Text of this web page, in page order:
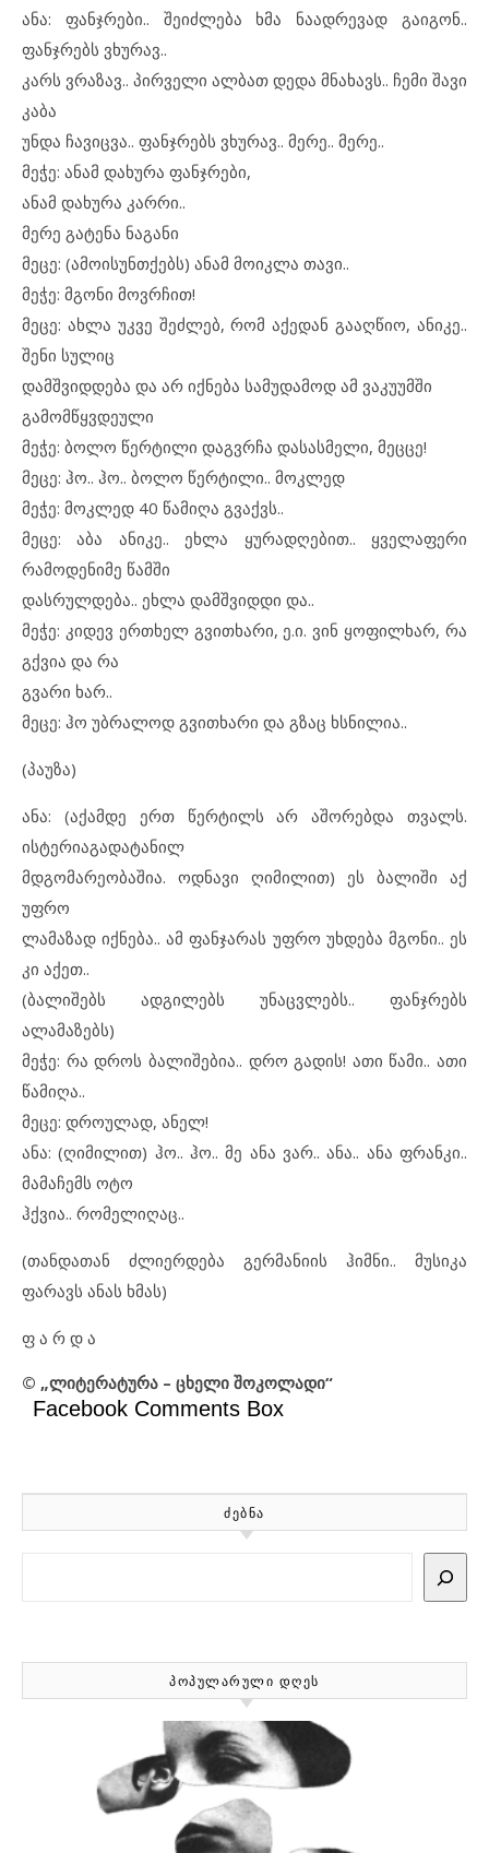
ანა: ფანჯრები.. შეიძლება ხმა ნაადრევად გაიგონ..
ფანჯრებს ვხურავ..
კარს ვრაზავ.. პირველი ალბათ დედა მნახავს.. ჩემი შავი
კაბა
უნდა ჩავიცვა.. ფანჯრებს ვხურავ.. მერე.. მერე..
მეჭე: ანამ დახურა ფანჯრები,
ანამ დახურა კარრი..
მერე გატენა ნაგანი
მეცე: (ამოისუნთქებს) ანამ მოიკლა თავი..
მეჭე: მგონი მოვრჩით!
მეცე: ახლა უკვე შეძლებ, რომ აქედან გააღწიო, ანიკე..
შენი სულიც
დამშვიდდება და არ იქნება სამუდამოდ ამ ვაკუუმში
გამომწყვდეული
მეჭე: ბოლო წერტილი დაგვრჩა დასასმელი, მეცცე!
მეცე: ჰო.. ჰო.. ბოლო წერტილი.. მოკლედ
მეჭე: მოკლედ 40 წამიღა გვაქვს..
მეცე: აბა ანიკე.. ეხლა ყურადღებით.. ყველაფერი
რამოდენიმე წამში
დასრულდება.. ეხლა დამშვიდდი და..
მეჭე: კიდევ ერთხელ გვითხარი, ე.ი. ვინ ყოფილხარ, რა
გქვია და რა
გვარი ხარ..
მეცე: ჰო უბრალოდ გვითხარი და გზაც ხსნილია..
(პაუზა)
ანა: (აქამდე ერთ წერტილს არ აშორებდა თვალს.
ისტერიაგადატანილ
მდგომარეობაშია. ოდნავი ღიმილით) ეს ბალიში აქ
უფრო
ლამაზად იქნება.. ამ ფანჯარას უფრო უხდება მგონი.. ეს
კი აქეთ..
(ბალიშებს ადგილებს უნაცვლებს.. ფანჯრებს
ალამაზებს)
მეჭე: რა დროს ბალიშებია.. დრო გადის! ათი წამი.. ათი
წამიღა..
მეცე: დროულად, ანელ!
ანა: (ღიმილით) ჰო.. ჰო.. მე ანა ვარ.. ანა.. ანა ფრანკი..
მამაჩემს ოტო
ჰქვია.. რომელიღაც..
(თანდათან ძლიერდება გერმანიის ჰიმნი.. მუსიკა
ფარავს ანას ხმას)
ფ ა რ დ ა
© „ლიტერატურა – ცხელი შოკოლადი“
Facebook Comments Box
ᲫᲔᲑᲜᲐ
ᲞᲝᲞᲣᲚᲐᲠᲣᲚᲘ ᲓᲦᲔᲡ